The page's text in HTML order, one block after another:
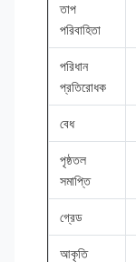
তাপ
পরিবাহিতা
পরিধান
প্রতিরোধক
বেধ
পৃষ্ঠতল
সমাপ্তি
গ্রেড
আকৃতি